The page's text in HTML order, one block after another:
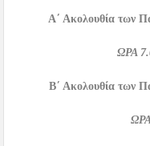
Α΄ Ακολουθία των
ΩΡΑ
Β΄ Ακολουθία των
ΩΡΑ